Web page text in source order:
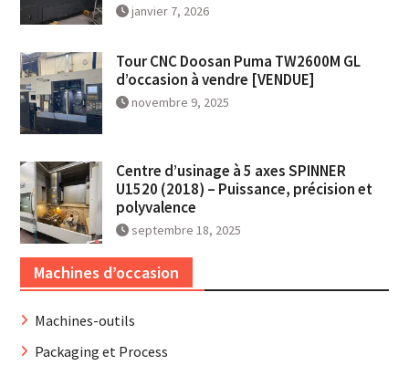
janvier 7, 2026
Tour CNC Doosan Puma TW2600M GL
d’occasion à vendre [VENDUE]
novembre 9, 2025
Centre d’usinage à 5 axes SPINNER
U1520 (2018) – Puissance, précision et
polyvalence
septembre 18, 2025
Machines d’occasion
Machines-outils
Packaging et Process